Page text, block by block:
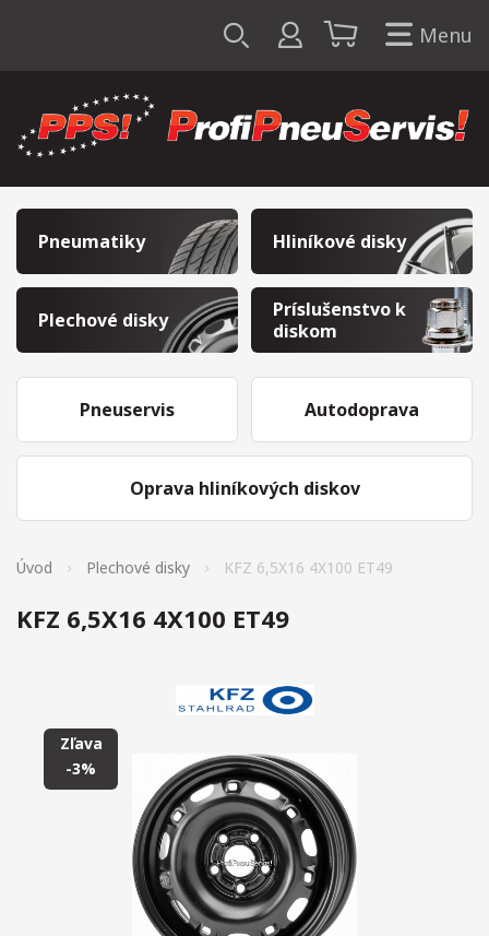
Menu
Pneumatiky Hliníkové disky
Plechové disky
Príslušenstvo k
diskom
Pneuservis
Oprava hliníkových diskov
Autodoprava
Úvod Plechové disky KFZ 6,5X16 4X100 ET49
KFZ 6,5X16 4X100 ET49
Zľava
-3%